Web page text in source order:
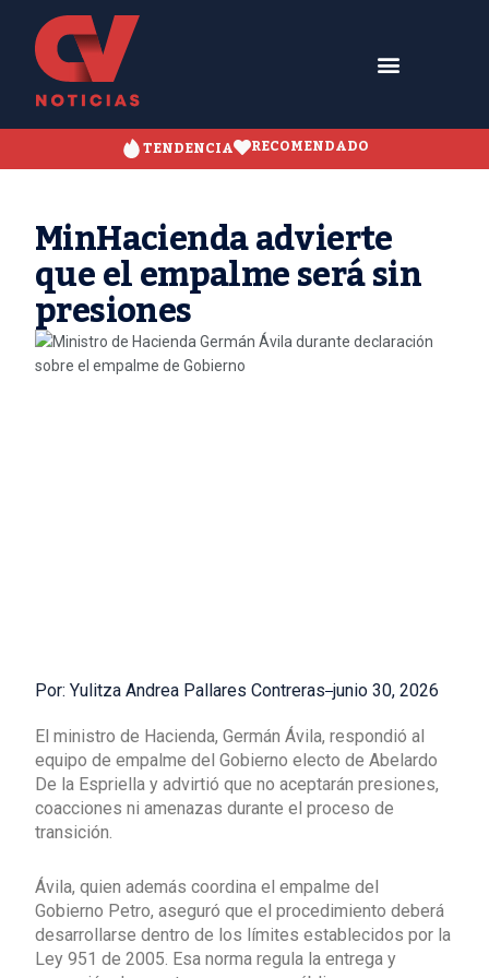
TENDENCIA RECOMENDADO
MinHacienda advierte
que el empalme será sin
presiones
Por: Yulitza Andrea Pallares Contreras junio 30, 2026
El ministro de Hacienda, Germán Ávila, respondió al
equipo de empalme del Gobierno electo de Abelardo
De la Espriella y advirtió que no aceptarán presiones,
coacciones ni amenazas durante el proceso de
transición.
Ávila, quien además coordina el empalme del
Gobierno Petro, aseguró que el procedimiento deberá
desarrollarse dentro de los límites establecidos por la
Ley 951 de 2005. Esa norma regula la entrega y